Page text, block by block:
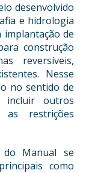
desenvolvido
e hidrologia
de
construção
reversíveis,
Nesse
no sentido de
incluir outros
restrições
Manual se
como